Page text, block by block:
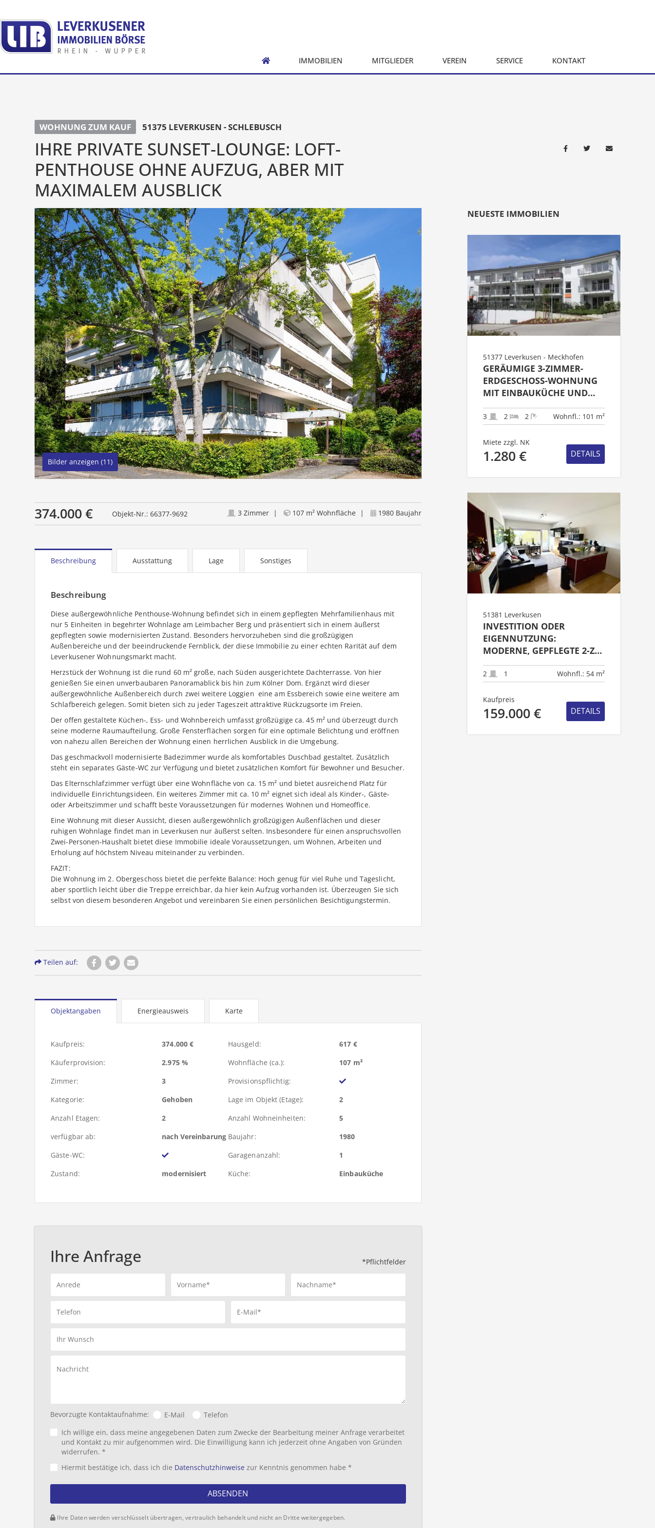
IMMOBILIEN MITGLIEDER VEREIN SERVICE KONTAKT
WOHNUNG ZUM KAUF 51375 LEVERKUSEN - SCHLEBUSCH
IHRE PRIVATE SUNSET-LOUNGE: LOFT-
PENTHOUSE OHNE AUFZUG, ABER MIT
MAXIMALEM AUSBLICK
Bilder anzeigen (11)
374.000 € Objekt-Nr.: 66377-9692 3 Zimmer 107 m² Wohnfläche 1980 Baujahr
Beschreibung Ausstattung Lage Sonstiges
Beschreibung
Diese außergewöhnliche Penthouse-Wohnung befindet sich in einem gepflegten Mehrfamilienhaus mit
nur 5 Einheiten in begehrter Wohnlage am Leimbacher Berg und präsentiert sich in einem äußerst
gepflegten sowie modernisierten Zustand. Besonders hervorzuheben sind die großzügigen
Außenbereiche und der beeindruckende Fernblick, der diese Immobilie zu einer echten Rarität auf dem
Leverkusener Wohnungsmarkt macht.
Herzstück der Wohnung ist die rund 60 m² große, nach Süden ausgerichtete Dachterrasse. Von hier
genießen Sie einen unverbaubaren Panoramablick bis hin zum Kölner Dom. Ergänzt wird dieser
außergewöhnliche Außenbereich durch zwei weitere Loggien  eine am Essbereich sowie eine weitere am
Schlafbereich gelegen. Somit bieten sich zu jeder Tageszeit attraktive Rückzugsorte im Freien.
Der offen gestaltete Küchen-, Ess- und Wohnbereich umfasst großzügige ca. 45 m² und überzeugt durch
seine moderne Raumaufteilung. Große Fensterflächen sorgen für eine optimale Belichtung und eröffnen
von nahezu allen Bereichen der Wohnung einen herrlichen Ausblick in die Umgebung.
Das geschmackvoll modernisierte Badezimmer wurde als komfortables Duschbad gestaltet. Zusätzlich
steht ein separates Gäste-WC zur Verfügung und bietet zusätzlichen Komfort für Bewohner und Besucher.
Das Elternschlafzimmer verfügt über eine Wohnfläche von ca. 15 m² und bietet ausreichend Platz für
individuelle Einrichtungsideen. Ein weiteres Zimmer mit ca. 10 m² eignet sich ideal als Kinder-, Gäste-
oder Arbeitszimmer und schafft beste Voraussetzungen für modernes Wohnen und Homeoffice.
Eine Wohnung mit dieser Aussicht, diesen außergewöhnlich großzügigen Außenflächen und dieser
ruhigen Wohnlage findet man in Leverkusen nur äußerst selten. Insbesondere für einen anspruchsvollen
Zwei-Personen-Haushalt bietet diese Immobilie ideale Voraussetzungen, um Wohnen, Arbeiten und
Erholung auf höchstem Niveau miteinander zu verbinden.
FAZIT:
Die Wohnung im 2. Obergeschoss bietet die perfekte Balance: Hoch genug für viel Ruhe und Tageslicht,
aber sportlich leicht über die Treppe erreichbar, da hier kein Aufzug vorhanden ist. Überzeugen Sie sich
selbst von diesem besonderen Angebot und vereinbaren Sie einen persönlichen Besichtigungstermin.
Teilen auf:
Objektangaben Energieausweis Karte
Kaufpreis: 374.000 € Hausgeld:
617 €
Käuferprovision:
2.975 % Wohnfläche (ca.):
107 m²
Zimmer:
3
Provisionspflichtig:
Kategorie:
Gehoben Lage im Objekt (Etage):
2
Anzahl Etagen:
2 Anzahl Wohneinheiten:
5
verfügbar ab:
nach Vereinbarung Baujahr:
1980
Gäste-WC:
Garagenanzahl:
1
Zustand:
modernisiert Küche: Einbauküche
*Pflichtfelder
Ihre Anfrage
Anrede Vorname* Nachname*
Telefon E-Mail*
Ihr Wunsch
Nachricht
Bevorzugte Kontaktaufnahme: E-Mail
Telefon
Ich willige ein, dass meine angegebenen Daten zum Zwecke der Bearbeitung meiner Anfrage verarbeitet
und Kontakt zu mir aufgenommen wird. Die Einwilligung kann ich jederzeit ohne Angaben von Gründen
widerrufen. *
Hiermit bestätige ich, dass ich die Datenschutzhinweise zur Kenntnis genommen habe *
ABSENDEN
Ihre Daten werden verschlüsselt übertragen, vertraulich behandelt und nicht an Dritte weitergegeben.
NEUESTE IMMOBILIEN
51377 Leverkusen - Meckhofen
GERÄUMIGE 3-ZIMMER-
ERDGESCHOSS-WOHNUNG
MIT EINBAUKÜCHE UND
GARTEN
3 2 2 Wohnfl.: 101 m²
Miete zzgl. NK
1.280 € DETAILS
51381 Leverkusen
INVESTITION ODER
EIGENNUTZUNG:
MODERNE, GEPFLEGTE 2-ZI.-
ETW MIT PKW-STELLPLATZ
IN LEV.-QUETTINGEN!
2 1 Wohnfl.: 54 m²
Kaufpreis
159.000 € DETAILS